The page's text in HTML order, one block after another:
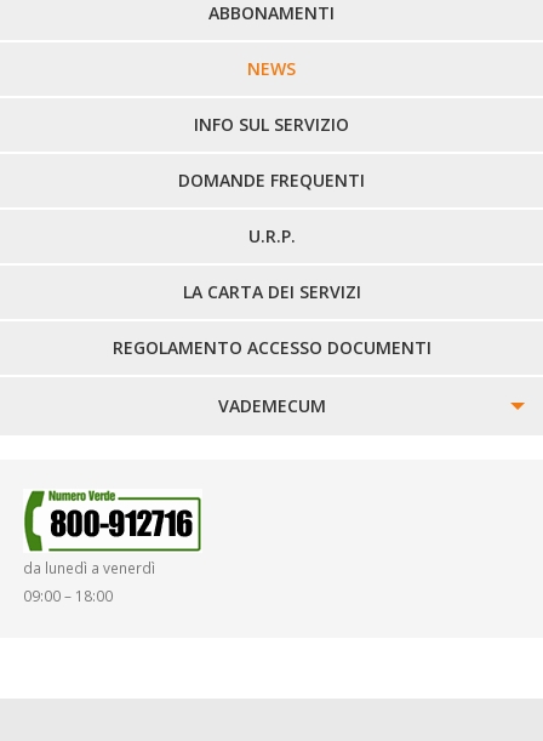
PERCORSI URBANI IN BIELLA
LINEE URBANE VERCELLI
LINEE EXTRAURBANE
ABBONAMENTI
NEWS
INFO SUL SERVIZIO
DOMANDE FREQUENTI
U.R.P.
LA CARTA DEI SERVIZI
REGOLAMENTO ACCESSO DOCUMENTI
VADEMECUM
SMARRIMENTO OGGETTI
da lunedì a venerdì
09:00 – 18:00